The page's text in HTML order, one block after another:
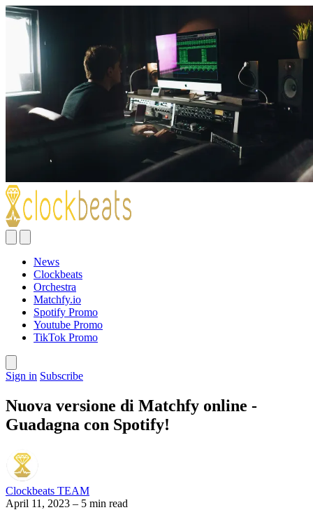
News
Clockbeats
Orchestra
Matchfy.io
Spotify Promo
Youtube Promo
TikTok Promo
Sign in Subscribe
Nuova versione di Matchfy online -
Guadagna con Spotify!
Clockbeats TEAM
April 11, 2023 – 5 min read